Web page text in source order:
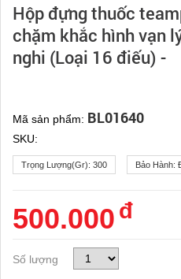
Hộp đựng thuốc
chặm khắc hình vạn
nghi (Loại 16 điếu) -
Mã sản phẩm: BL01640
SKU:
Trọng Lượng(gr): 300 Bảo Hành:
500.000 đ
Số lượng